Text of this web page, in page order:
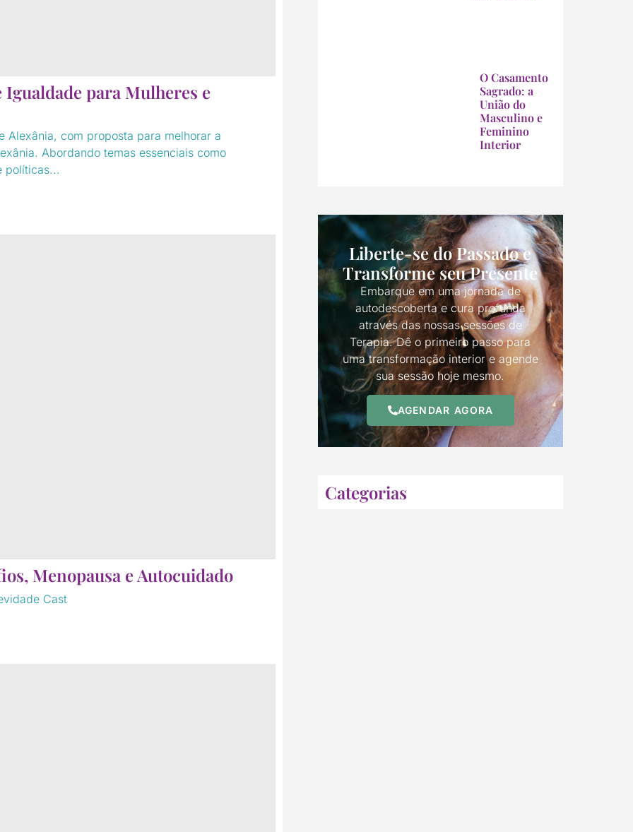
Igualdade para Mulheres e
Alexânia, com proposta para melhorar a
Abordando temas essenciais como
políticas...
Menopausa e Autocuidado
Cast
O Casamento
Sagrado: a
União do
Masculino e
Feminino
Interior
Liberte-se do Passado e
Transforme seu Presente
Embarque em uma jornada de
autodescoberta e cura profunda
através das nossas sessões de
Terapia. Dê o primeiro passo para
uma transformação interior e agende
sua sessão hoje mesmo.
AGENDAR AGORA
Categorias